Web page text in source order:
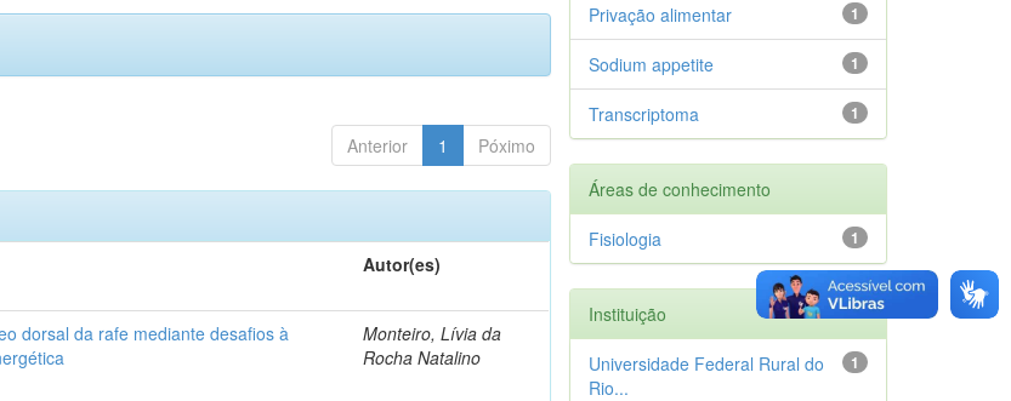
Anterior 1 Póximo
Autor(es)
dorsal da rafe mediante desafios à
Monteiro, Lívia da
Rocha Natalino
1
Privação alimentar
1
Sodium appetite
1
Transcriptoma
Áreas de conhecimento
1
Fisiologia
Instituição
1
Universidade Federal Rural do
Rio...